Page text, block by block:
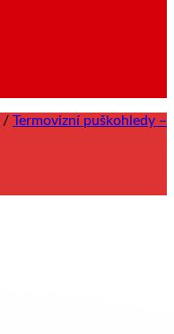
/ Termovizní puškohledy –